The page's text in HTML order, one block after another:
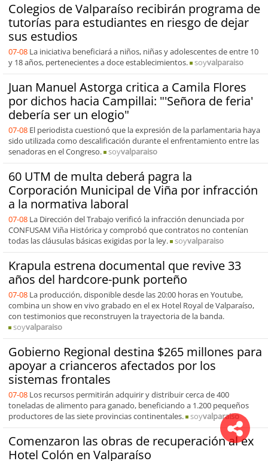
Colegios de Valparaíso recibirán programa de
tutorías para estudiantes en riesgo de dejar
sus estudios
07-08 La iniciativa beneficiará a niños, niñas y adolescentes de entre 10
y 18 años, pertenecientes a doce establecimientos.
soyvalparaiso
Juan Manuel Astorga critica a Camila Flores
por dichos hacia Campillai: "'Señora de feria'
debería ser un elogio"
07-08 El periodista cuestionó que la expresión de la parlamentaria haya
sido utilizada como descalificación durante el enfrentamiento entre las
senadoras en el Congreso.
soyvalparaiso
60 UTM de multa deberá pagra la
Corporación Municipal de Viña por infracción
a la normativa laboral
07-08 La Dirección del Trabajo verificó la infracción denunciada por
CONFUSAM Viña Histórica y comprobó que contratos no contenían
todas las cláusulas básicas exigidas por la ley.
soyvalparaiso
Krapula estrena documental que revive 33
años del hardcore-punk porteño
07-08 La producción, disponible desde las 20:00 horas en Youtube,
combina un show en vivo grabado en el ex Hotel Royal de Valparaíso,
con testimonios que reconstruyen la trayectoria de la banda.
soyvalparaiso
Gobierno Regional destina $265 millones para
apoyar a crianceros afectados por los
sistemas frontales
07-08 Los recursos permitirán adquirir y distribuir cerca de 400
toneladas de alimento para ganado, beneficiando a 1.200 pequeños
productores de las siete provincias continentales.
soyvalparaiso
Comenzaron las obras de recuperación al ex
Hotel Colón en Valparaíso